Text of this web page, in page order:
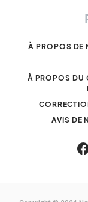
À PROPOS DE
À PROPOS DU
AVIS DE